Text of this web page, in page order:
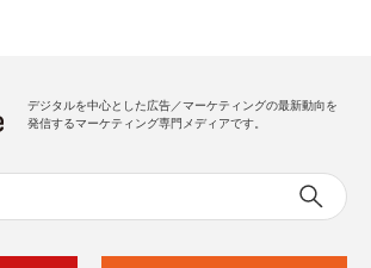
デジタルを中心とした広告／マーケティングの最新動向を
発信するマーケティング専門メディアです。